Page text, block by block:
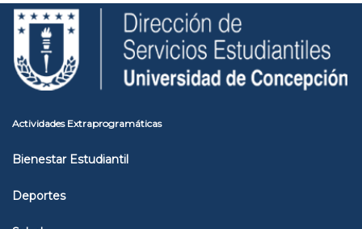
Pasar
contenido
principal
Toggle
high
contrast
Actividades Extraprogramáticas
Bienestar Estudiantil
Deportes